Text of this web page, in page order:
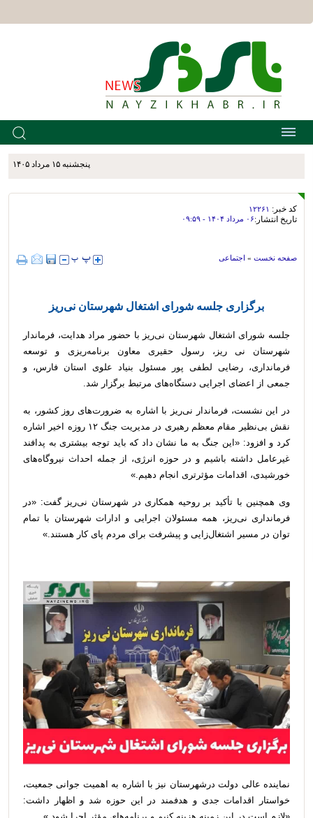
پنجشنبه ۱۵ مرداد ۱۴۰۵
کد خبر: ۱۲۲۶۱
تاریخ انتشار:۰۶ مرداد ۱۴۰۴ - ۰۹:۵۹
صفحه نخست » اجتماعی
برگزاری جلسه شورای اشتغال شهرستان نی‌ریز
جلسه شورای اشتغال شهرستان نی‌ریز با حضور مراد هدایت، فرماندار
شهرستان نی ریز، رسول حقیری معاون برنامه‌ریزی و توسعه
فرمانداری، رضایی لطفی پور مسئول بنیاد علوی استان فارس، و
جمعی از اعضای اجرایی دستگاه‌های مرتبط برگزار شد.
در این نشست، فرماندار نی‌ریز با اشاره به ضرورت‌های روز کشور، به
نقش بی‌نظیر مقام معظم رهبری در مدیریت جنگ ۱۲ روزه اخیر اشاره
کرد و افزود: «این جنگ به ما نشان داد که باید توجه بیشتری به پدافند
غیرعامل داشته باشیم و در حوزه انرژی، از جمله احداث نیروگاه‌های
خورشیدی، اقدامات مؤثرتری انجام دهیم.»
وی همچنین با تأکید بر روحیه همکاری در شهرستان نی‌ریز گفت: «در
فرمانداری نی‌ریز، همه مسئولان اجرایی و ادارات شهرستان با تمام
توان در مسیر اشتغال‌زایی و پیشرفت برای مردم پای کار هستند.»
نماینده عالی دولت درشهرستان نیز با اشاره به اهمیت جوانی جمعیت،
خواستار اقدامات جدی و هدفمند در این حوزه شد و اظهار داشت: